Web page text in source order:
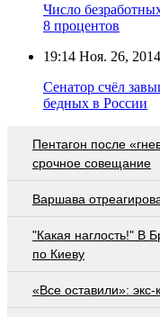
Число
8 процентов
19:14 Ноя. 26, 2014
Сенатор счёл
бедных в России
Пентагон после
срочное совещание
Варшава
"Какая наглость!" В
по Киеву
«Все оставили»: